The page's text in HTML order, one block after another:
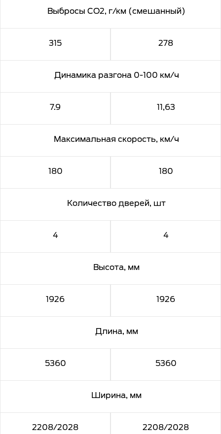
Выбросы CO2, г/км (смешанный)
315 278
Динамика разгона 0-100 км/ч
7.9 11,63
Максимальная скорость, км/ч
180 180
Количество дверей, шт
4 4
Высота, мм
1926 1926
Длина, мм
5360 5360
Ширина, мм
2208/2028 2208/2028